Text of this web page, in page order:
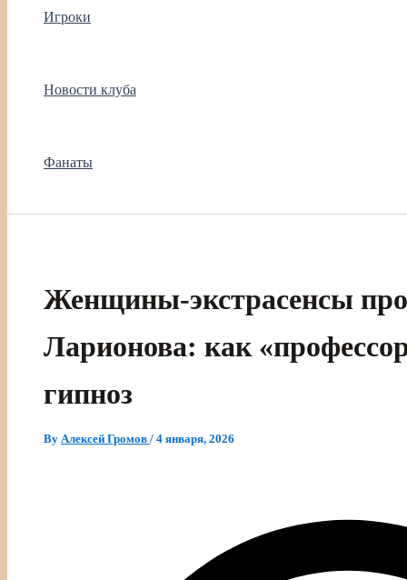
Игроки
Новости клуба
Фанаты
Женщины-экстрасенсы
Ларионова: как
гипноз
By Алексей Громов / 4 января, 2026